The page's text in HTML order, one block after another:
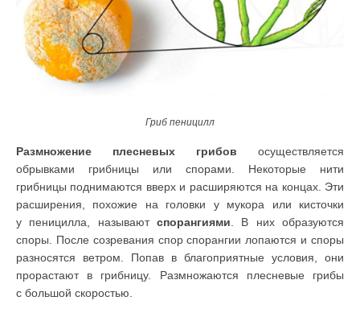
Гриб пеницилл
Размножение плесневых грибов осуществляется
обрывками грибницы или спорами. Некоторые нити
грибницы поднимаются вверх и расширяются на концах. Эти
расширения, похожие на головки у мукора или кисточки
у пеницилла, называют спорангиями . В них образуются
споры. После созревания спор спорангии лопаются и споры
разносятся ветром. Попав в благоприятные условия, они
прорастают в грибницу. Размножаются плесневые грибы
с большой скоростью.